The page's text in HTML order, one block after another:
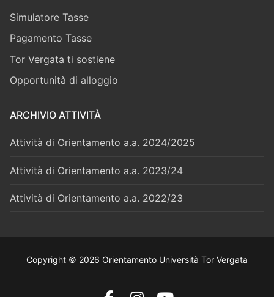
Simulatore Tasse
Pagamento Tasse
Tor Vergata ti sostiene
Opportunità di alloggio
ARCHIVIO ATTIVITÀ
Attività di Orientamento a.a. 2024/2025
Attività di Orientamento a.a. 2023/24
Attività di Orientamento a.a. 2022/23
Copyright © 2026 Orientamento Università Tor Vergata